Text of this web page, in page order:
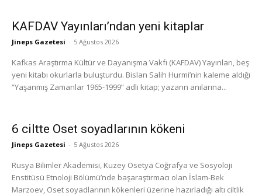
KAFDAV Yayınları’ndan yeni kitaplar
Jineps Gazetesi - 5 Ağustos 2026
Kafkas Araştırma Kültür ve Dayanışma Vakfı (KAFDAV) Yayınları, beş
yeni kitabı okurlarla buluşturdu. Bislan Salih Hurmi’nin kaleme aldığı
“Yaşanmış Zamanlar 1965-1999” adlı kitap; yazarın anılarına...
6 ciltte Oset soyadlarının kökeni
Jineps Gazetesi - 5 Ağustos 2026
Rusya Bilimler Akademisi, Kuzey Osetya Coğrafya ve Sosyoloji
Enstitüsü Etnoloji Bölümü’nde başaraştırmacı olan İslam-Bek
Marzoev, Oset soyadlarının kökenleri üzerine hazırladığı altı ciltlik